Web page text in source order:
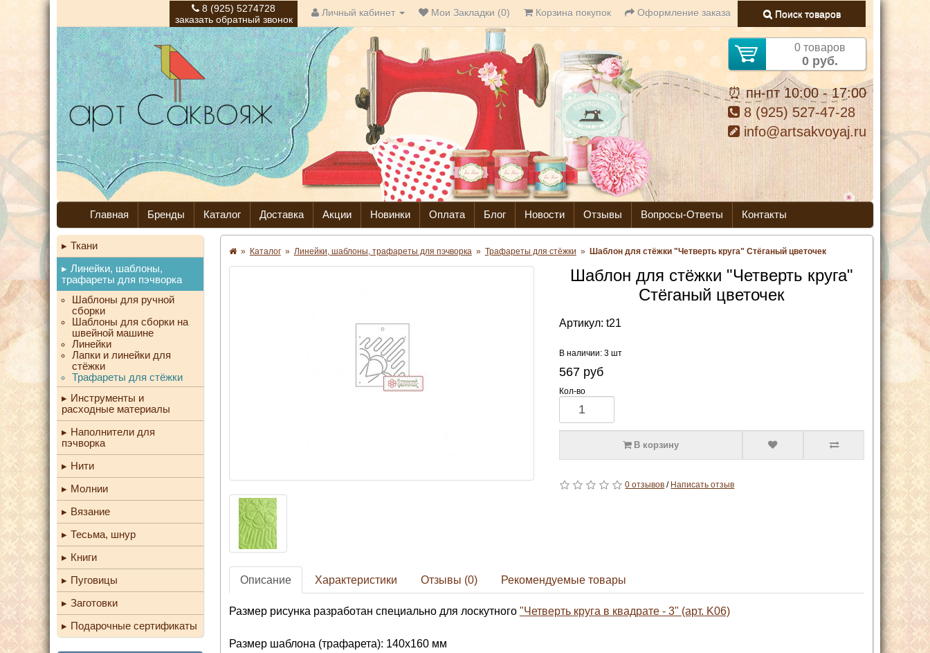
8 (925) 5274728
заказать обратный звонок
Личный кабинет Мои Закладки (0) Корзина покупок Оформление заказа Поиск товаров
0 товаров
0 руб.
⏰ пн-пт 10:00 - 17:00
8 (925) 527-47-28
info@artsakvoyaj.ru
Главная Бренды Каталог Доставка Акции Новинки Оплата Блог Новости Отзывы Вопросы-Ответы Контакты
Ткани
Линейки, шаблоны,
трафареты для пэчворка
Шаблоны для ручной
сборки
Шаблоны для сборки на
швейной машине
Линейки
Лапки и линейки для
стёжки
Трафареты для стёжки
Инструменты и
расходные материалы
Наполнители для
пэчворка
Нити
Молнии
Вязание
Тесьма, шнур
Книги
Пуговицы
Заготовки
Подарочные сертификаты
» Каталог » Линейки, шаблоны, трафареты для пэчворка » Трафареты для стёжки » Шаблон для стёжки "Четверть круга" Стёганый цветочек
Шаблон для стёжки "Четверть круга"
Стёганый цветочек
Артикул:t21
В наличии: 3 шт
567 руб
Кол-во
В корзину
0 отзывов / Написать отзыв
Описание Характеристики Отзывы (0) Рекомендуемые товары
Размер рисунка разработан специально для лоскутного "Четверть круга в квадрате - 3" (арт. K06)
Размер шаблона (трафарета): 140х160 мм